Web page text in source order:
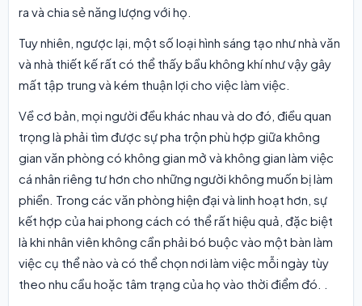
ra và chia sẻ năng lượng với họ.
Tuy nhiên, ngược lại, một số loại hình sáng tạo như nhà văn
và nhà thiết kế rất có thể thấy bầu không khí như vậy gây
mất tập trung và kém thuận lợi cho việc làm việc.
Về cơ bản, mọi người đều khác nhau và do đó, điều quan
trọng là phải tìm được sự pha trộn phù hợp giữa không
gian văn phòng có không gian mở và không gian làm việc
cá nhân riêng tư hơn cho những người không muốn bị làm
phiền. Trong các văn phòng hiện đại và linh hoạt hơn, sự
kết hợp của hai phong cách có thể rất hiệu quả, đặc biệt
là khi nhân viên không cần phải bó buộc vào một bàn làm
việc cụ thể nào và có thể chọn nơi làm việc mỗi ngày tùy
theo nhu cầu hoặc tâm trạng của họ vào thời điểm đó. .